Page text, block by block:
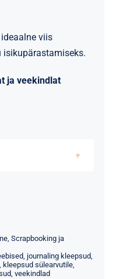
viis
isikupärastamiseks.
ja veekindlat
, Scrapbooking ja
, journaling kleepsud,
kleepsud sülearvutile,
, veekindlad